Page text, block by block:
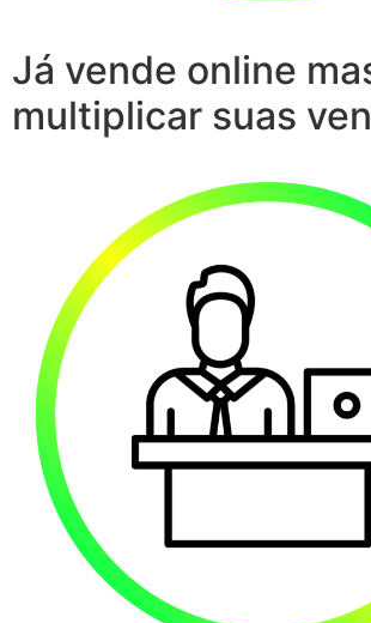
Já vende online
multiplicar suas